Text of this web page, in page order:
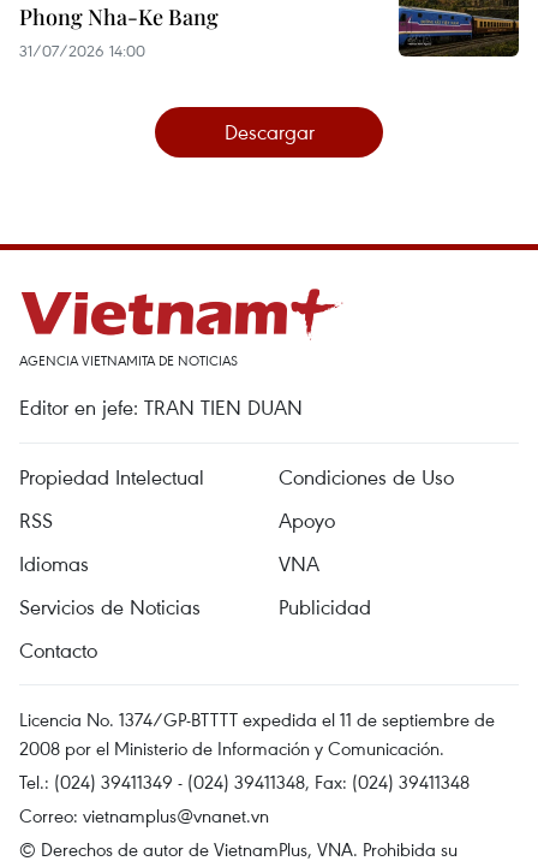
Phong Nha-Ke Bang
31/07/2026 14:00
Descargar
AGENCIA VIETNAMITA DE NOTICIAS
Editor en jefe: TRAN TIEN DUAN
Propiedad Intelectual
Condiciones de Uso
RSS
Apoyo
Idiomas
VNA
Servicios de Noticias
Publicidad
Contacto
Licencia No. 1374/GP-BTTTT expedida el 11 de septiembre de
2008 por el Ministerio de Información y Comunicación.
Tel.: (024) 39411349 - (024) 39411348, Fax: (024) 39411348
Correo: vietnamplus@vnanet.vn
© Derechos de autor de VietnamPlus, VNA. Prohibida su